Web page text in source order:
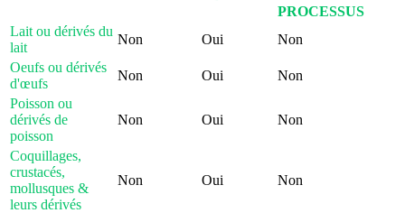
PROCESSUS
Lait ou dérivés du
lait
Non Oui
Non
Oeufs ou dérivés
d'œufs
Non Oui
Non
Poisson ou
dérivés de
poisson
Non Oui Non
Coquillages,
crustacés,
mollusques &
leurs dérivés
Non Oui Non